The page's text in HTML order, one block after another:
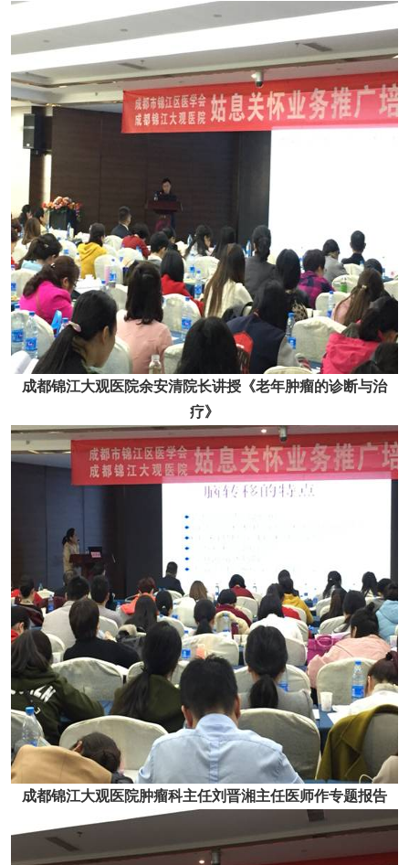
成都锦江大观医院余安清院长讲授《老年肿瘤的诊断与治
疗》
成都锦江大观医院肿瘤科主任刘晋湘主任医师作专题报告